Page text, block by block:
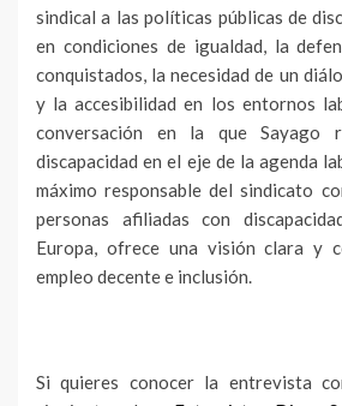
sindical a las políticas públicas de
en condiciones de igualdad, la
conquistados, la necesidad de un
y la accesibilidad en los entornos
conversación en la que Sayago
discapacidad en el eje de la agenda
máximo responsable del sindicato
personas afiliadas con
Europa, ofrece una visión clara y
empleo decente e inclusión.
Si quieres conocer la entrevista